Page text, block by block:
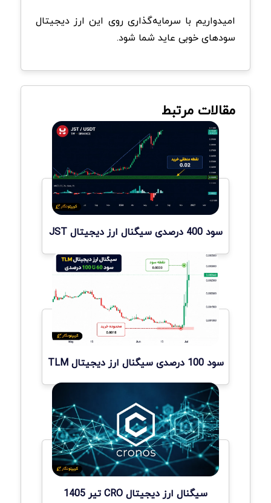
امیدواریم با سرمایه‌گذاری روی این ارز دیجیتال
سودهای خوبی عاید شما شود.
مقالات مرتبط
سود 400 درصدی سیگنال ارز دیجیتال JST
سود 100 درصدی سیگنال ارز دیجیتال TLM
سیگنال ارز دیجیتال CRO تیر 1405